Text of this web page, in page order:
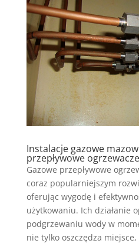
Instalacje gazowe
przepływowe
Gazowe przepływowe
coraz popularniejszym
oferując wygodę i
użytkowaniu. Ich działanie
podgrzewaniu wody w
nie tylko oszczędza